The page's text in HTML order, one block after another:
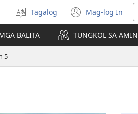
Pumili
ng
wika
Tagalog Mag-log In
(may
bubukas
na
bagong
MGA BALITA TUNGKOL SA AMIN
5